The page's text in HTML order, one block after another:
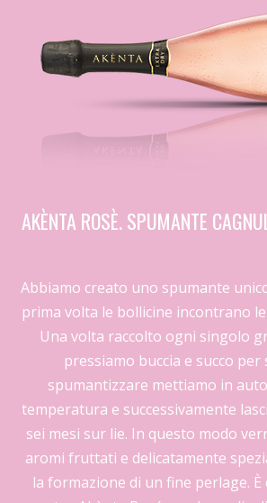
AKÈNTA ROSÈ. SPUMANTE
Abbiamo creato uno spumante
prima volta le bollicine incontrano
Una volta raccolto ogni singolo
pressiamo buccia e succo per
spumantizzare mettiamo in
temperatura e successivamente
sei mesi sur lie. In questo modo
aromi fruttati e delicatamente
la formazione di un fine perlage. È